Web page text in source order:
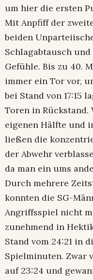
um hier die ersten
Mit Anpfiff der
beiden
Schlagabtausch
Gefühle. Bis zu 40.
immer ein Tor vor,
bei Stand von 17:15
Toren in
eigenen Hälfte und
ließen die
der Abwehr
da man ein ums
Durch mehrere
konnten die SG-
Angriffsspiel nicht
zunehmend in
Stand vom 24:21 in
Spielminuten. Zwar
auf 23:24 und